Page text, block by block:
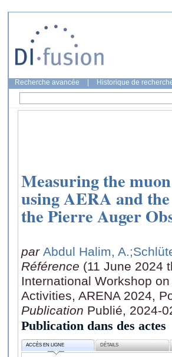
Recherche avancée Historique de
Measuring the
using AERA and
the Pierre Auger
par Abdul Halim, A.
Référence (11 June 2024
International Workshop
Activities, ARENA 2024,
Publication Publié, 2024-
Publication dans des actes
ACCÈS EN LIGNE DÉTAILS